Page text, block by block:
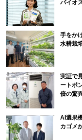
バイオ
手をか
水耕栽
実証で
ートポ
倍の驚
AI選果
カゴメ